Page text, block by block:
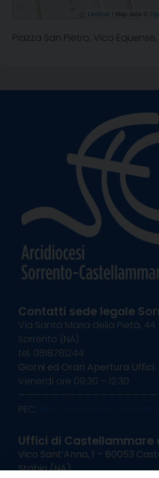
Leaflet | Map data ©
Piazza San Pietro, Vico
Contatti sede legale
Via Santa Maria della Pietà, 44
Sorrento (NA)
tel. 0818781244
Giorni ed Orari Apertura Uffici:
Venerdì ore 09:30 – 12:30
PEC:
Uffici di Castellammare
Vico Sant’Anna, 1 – 80053
Stabia (NA)